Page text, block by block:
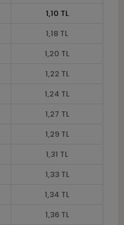
1,10 TL
1,18 TL
1,20 TL
1,22 TL
1,24 TL
1,27 TL
1,29 TL
1,31 TL
1,33 TL
1,34 TL
1,36 TL